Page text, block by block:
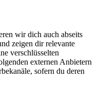
wir dich auch abseits
zeigen dir relevante
verschlüsselten
externen Anbietern
sofern du deren